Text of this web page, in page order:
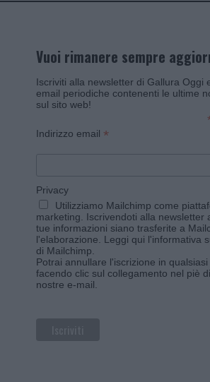
Vuoi rimanere sempre
Iscriviti alla newsletter di Gallura Oggi
email periodiche contenenti le ultime
sul sito web!
Indirizzo email *
Privacy
Utilizziamo Mailchimp come
marketing. Iscrivendoti alla newsletter
tue informazioni siano trasferite a
l'elaborazione. Leggi qui l'informativa
di Mailchimp
Potrai annullare l'iscrizione in
facendo clic sul collegamento nel piè
nostre e-mail.